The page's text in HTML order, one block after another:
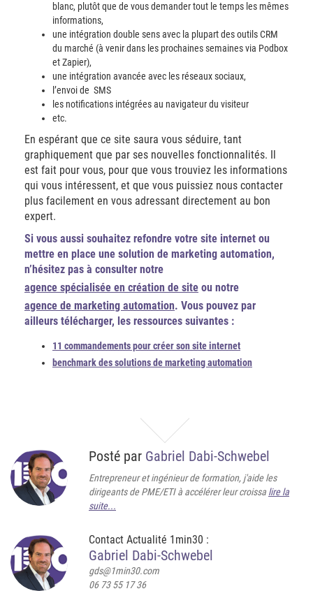
blanc, plutôt que de vous demander tout le temps les mêmes
informations,
une intégration double sens avec la plupart des outils CRM
du marché (à venir dans les prochaines semaines via Podbox
et Zapier),
une intégration avancée avec les réseaux sociaux,
l’envoi de SMS
les notifications intégrées au navigateur du visiteur
etc.
En espérant que ce site saura vous séduire, tant
graphiquement que par ses nouvelles fonctionnalités. Il
est fait pour vous, pour que vous trouviez les informations
qui vous intéressent, et que vous puissiez nous contacter
plus facilement en vous adressant directement au bon
expert.
Si vous aussi souhaitez refondre votre site internet ou
mettre en place une solution de marketing automation,
n’hésitez pas à consulter notre
agence spécialisée en création de site ou notre
agence de marketing automation. Vous pouvez par
ailleurs télécharger, les ressources suivantes :
11 commandements pour créer son site internet
benchmark des solutions de marketing automation
Posté par Gabriel Dabi-Schwebel
Entrepreneur et ingénieur de formation, j'aide les
dirigeants de PME/ETI à accélérer leur croissa lire la
suite...
Contact Actualité 1min30 :
Gabriel Dabi-Schwebel
gds@1min30.com
06 73 55 17 36